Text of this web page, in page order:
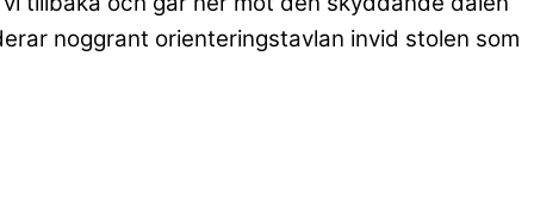
noggrant orienteringstavlan invid stolen som